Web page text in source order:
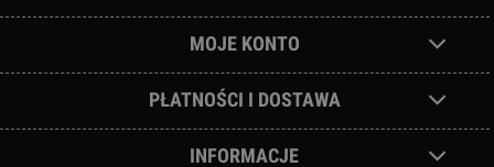
MOJE KONTO
PŁATNOŚCI I DOSTAWA
INFORMACJE